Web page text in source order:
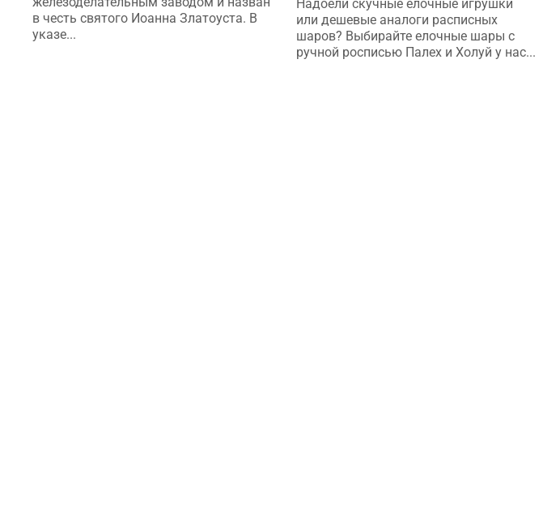
в честь святого Иоанна Златоуста. В
указе...
Надоели скучные елочные игрушки
или дешевые аналоги расписных
шаров? Выбирайте елочные шары с
ручной росписью Палех и Холуй у нас...